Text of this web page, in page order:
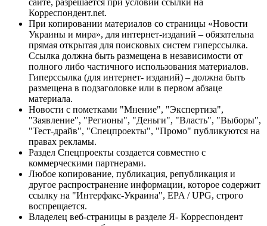
Корреспондент.net.
При копировании материалов со страницы «Новости
Украины и мира», для интернет-изданий – обязательна
прямая открытая для поисковых систем гиперссылка.
Ссылка должна быть размещена в независимости от
полного либо частичного использования материалов.
Гиперссылка (для интернет- изданий) – должна быть
размещена в подзаголовке или в первом абзаце
материала.
Новости с пометками "Мнение", "Экспертиза",
"Заявление", "Регионы", "Деньги", "Власть", "Выборы",
"Тест-драйв", "Спецпроекты", "Промо" публикуются на
правах рекламы.
Раздел Спецпроекты создается совместно с
коммерческими партнерами.
Любое копирование, публикация, републикация и
другое распространение информации, которое содержит
ссылку на "Интерфакс-Украина", EPA / UPG, строго
воспрещается.
Владелец веб-страницы в разделе Я- Корреспондент